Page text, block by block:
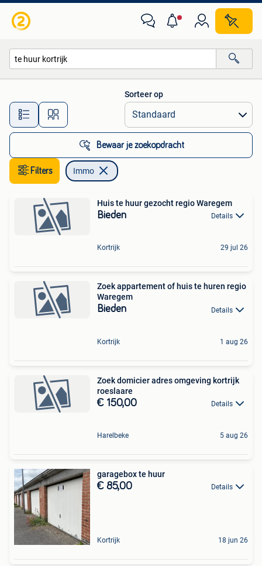
Alle afstanden…
Sorteer op
Bewaar je zoekopdracht
Filters Immo
Huis te huur gezocht regio Waregem
Bieden Details
Kortrijk 29 jul 26
Zoek appartement of huis te huren regio
Waregem
Bieden Details
Kortrijk 1 aug 26
Zoek domicier adres omgeving kortrijk
roeslaare
€ 150,00 Details
Harelbeke 5 aug 26
garagebox te huur
€ 85,00 Details
Kortrijk 18 jun 26